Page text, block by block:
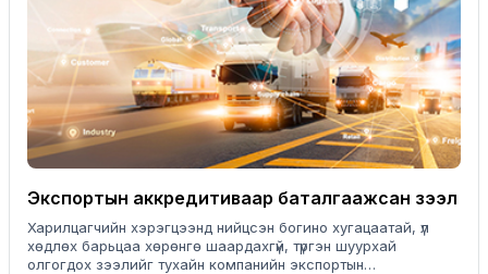
Экспортын аккредитиваар баталгаажсан зээл
Харилцагчийн хэрэгцээнд нийцсэн богино хугацаатай, үл
хөдлөх барьцаа хөрөнгө шаардахгүй, түргэн шуурхай
олгогдох зээлийг тухайн компанийн экспортын